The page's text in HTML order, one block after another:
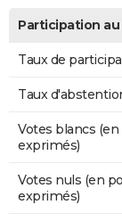
Participation
Taux de
Taux
Votes blancs
exprimés)
Votes nuls (en
exprimés)